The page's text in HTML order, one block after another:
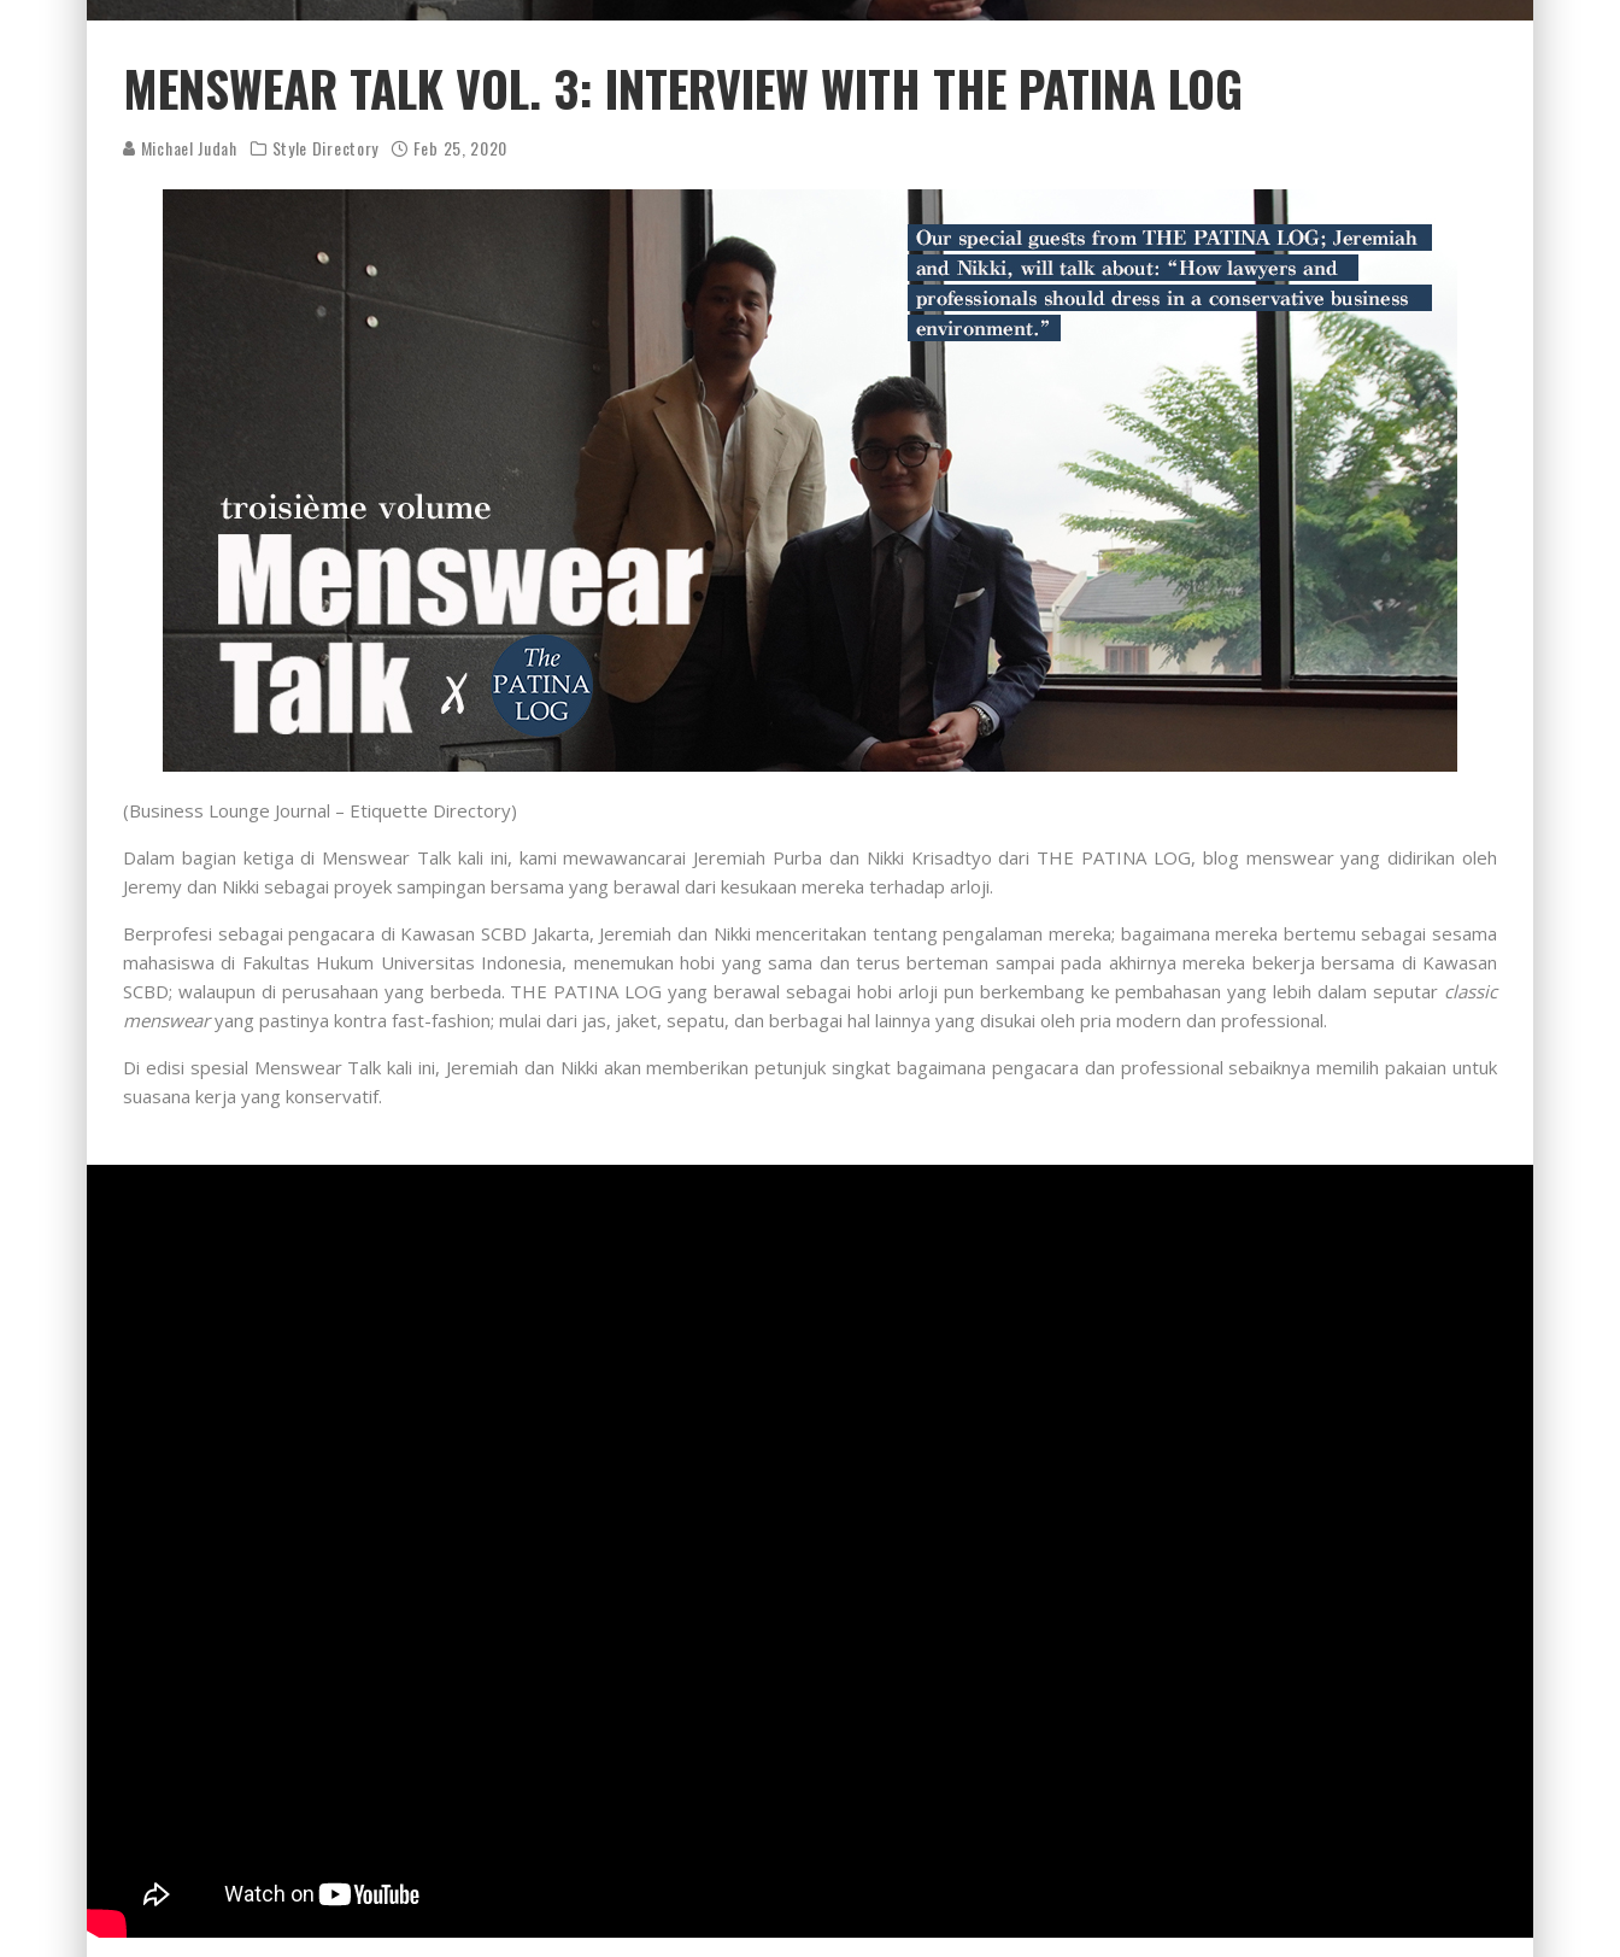
MENSWEAR TALK VOL. 3: INTERVIEW WITH THE PATINA LOG
Michael Judah Style Directory Feb 25, 2020
(Business Lounge Journal – Etiquette Directory)
Dalam bagian ketiga di Menswear Talk kali ini, kami mewawancarai Jeremiah Purba dan Nikki Krisadtyo dari THE PATINA LOG, blog menswear yang didirikan oleh
Jeremy dan Nikki sebagai proyek sampingan bersama yang berawal dari kesukaan mereka terhadap arloji.
Berprofesi sebagai pengacara di Kawasan SCBD Jakarta, Jeremiah dan Nikki menceritakan tentang pengalaman mereka; bagaimana mereka bertemu sebagai sesama
mahasiswa di Fakultas Hukum Universitas Indonesia, menemukan hobi yang sama dan terus berteman sampai pada akhirnya mereka bekerja bersama di Kawasan
SCBD; walaupun di perusahaan yang berbeda. THE PATINA LOG yang berawal sebagai hobi arloji pun berkembang ke pembahasan yang lebih dalam seputar classic
menswearyang pastinya kontra fast-fashion; mulai dari jas, jaket, sepatu, dan berbagai hal lainnya yang disukai oleh pria modern dan professional.
Di edisi spesial Menswear Talk kali ini, Jeremiah dan Nikki akan memberikan petunjuk singkat bagaimana pengacara dan professional sebaiknya memilih pakaian untuk
suasana kerja yang konservatif.